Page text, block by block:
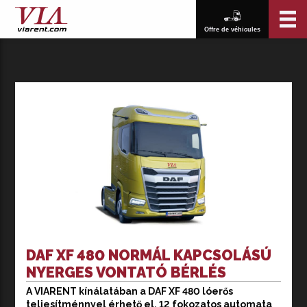
Offre de véhicules
DAF XF 480 NORMÁL KAPCSOLÁSÚ
NYERGES VONTATÓ BÉRLÉS
A VIARENT kínálatában a DAF XF 480 lóerős
teljesítménnyel érhető el, 12 fokozatos automata
A VIARENT kínálatában a DAF XF 480 lóerős